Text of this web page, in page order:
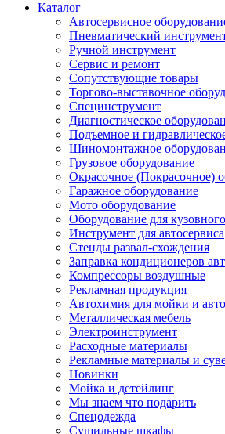
Каталог
Автосервисное
Пневматический
Ручной инструмент
Сервис и ремонт
Сопутствующие товары
Торгово-выставочное
Специнструмент
Диагностическое
Подъемное и
Шиномонтажное
Грузовое оборудование
Окрасочное (Покрасочное)
Гаражное оборудование
Мото оборудование
Оборудование для
Инструмент для автосервиса
Стенды развал-схождения
Заправка кондиционеров
Компрессоры воздушные
Рекламная продукция
Автохимия для мойки и
Металлическая мебель
Электроинструмент
Расходные материалы
Рекламные материалы и
Новинки
Мойка и детейлинг
Мы знаем что подарить
Спецодежда
Сушильные шкафы